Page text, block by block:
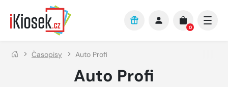
Přejít na hlavní obsah
0
Časopisy Auto Profi
Auto Profi